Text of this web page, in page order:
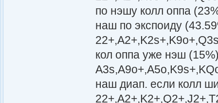
по нэшу колл оппа
наш по экспоиду
кол оппа уже нэш
наш диап. если колл